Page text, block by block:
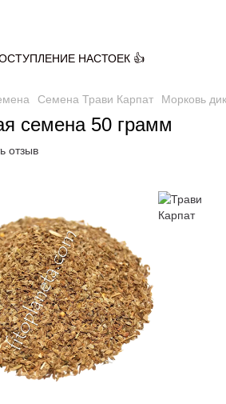
НАСТОЕК 👍
Семена Трави Карпат Морковь
семена 50 грамм
отзыв